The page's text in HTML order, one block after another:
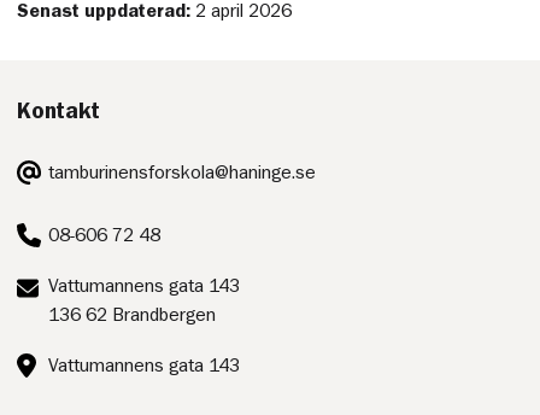
Senast uppdaterad: 2 april 2026
Kontakt
E-
post:
tamburinensforskola@haninge.se
Telefon:
08-606 72 48
Postadress:
Vattumannens gata 143
136 62 Brandbergen
Besöksadress:
Vattumannens gata 143